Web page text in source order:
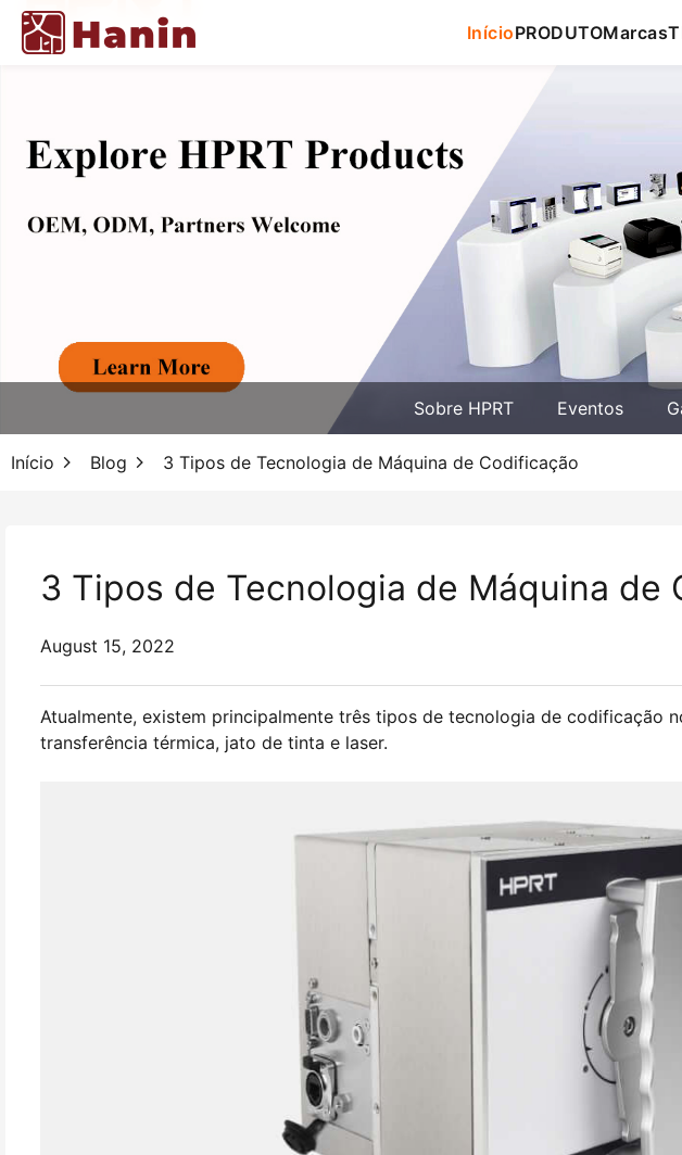
InícioPRODUTOMarcas
Sobre HPRT Eventos
Início Blog 3 Tipos de Tecnologia de Máquina de Codificação
3 Tipos de Tecnologia de Máquina de
August 15, 2022
Atualmente, existem principalmente três tipos de tecnologia de codificação
transferência térmica, jato de tinta e laser.